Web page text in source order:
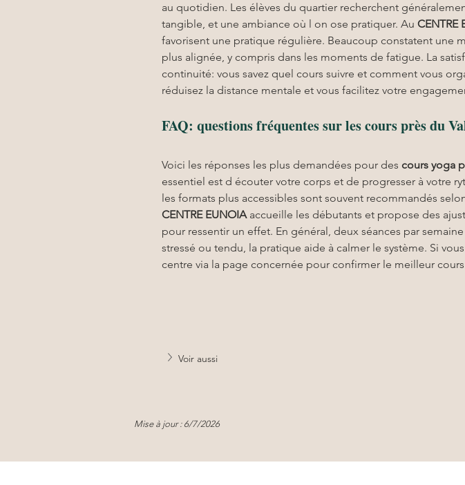
au quotidien. Les élèves du quartier recherchent
tangible, et une ambiance où l on ose pratiquer. Au CENTRE
favorisent une pratique régulière. Beaucoup constatent une
plus alignée, y compris dans les moments de fatigue. La
continuité: vous savez quel cours suivre et comment vous
réduisez la distance mentale et vous facilitez votre
FAQ: questions fréquentes sur les cours près du
Voici les réponses les plus demandées pour des cours yoga
essentiel est d écouter votre corps et de progresser à votre
les formats plus accessibles sont souvent recommandés
CENTRE EUNOIA accueille les débutants et propose des
pour ressentir un effet. En général, deux séances par
stressé ou tendu, la pratique aide à calmer le système. Si
centre via la page concernée pour confirmer le meilleur
Voir aussi
Mise à jour : 6/7/2026